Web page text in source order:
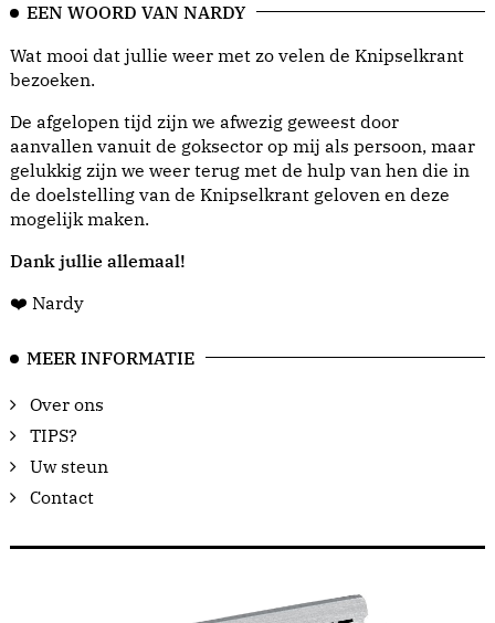
EEN WOORD VAN NARDY
Wat mooi dat jullie weer met zo velen de Knipselkrant
bezoeken.
De afgelopen tijd zijn we afwezig geweest door
aanvallen vanuit de goksector op mij als persoon, maar
gelukkig zijn we weer terug met de hulp van hen die in
de doelstelling van de Knipselkrant geloven en deze
mogelijk maken.
Dank jullie allemaal!
❤️ Nardy
MEER INFORMATIE
Over ons
TIPS?
Uw steun
Contact